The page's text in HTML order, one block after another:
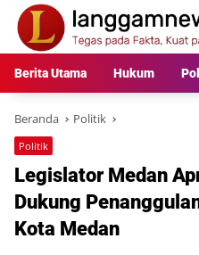
Langsung
konten
Berita Utama Hukum
Beranda Politik
Politik
Legislator Medan
Dukung
Kota Medan